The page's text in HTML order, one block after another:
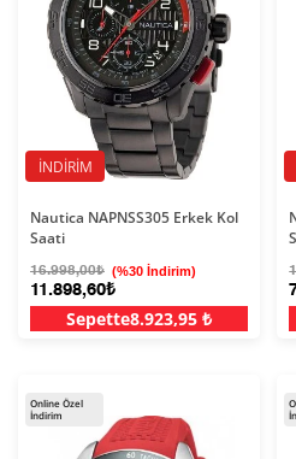
İNDIRIM
Sepette8.923,95 ₺
Nautica NAPNSS305 Erkek Kol
Saati
16.998,00₺ (%30 İndirim)
11.898,60₺
Online Özel
İndirim